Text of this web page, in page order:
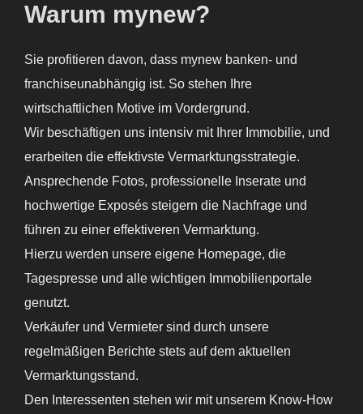
Warum mynew?
Sie profitieren davon, dass mynew banken- und
franchiseunabhängig ist. So stehen Ihre
wirtschaftlichen Motive im Vordergrund.
Wir beschäftigen uns intensiv mit Ihrer Immobilie, und
erarbeiten die effektivste Vermarktungsstrategie.
Ansprechende Fotos, professionelle Inserate und
hochwertige Exposés steigern die Nachfrage und
führen zu einer effektiveren Vermarktung.
Hierzu werden unsere eigene Homepage, die
Tagespresse und alle wichtigen Immobilienportale
genutzt.
Verkäufer und Vermieter sind durch unsere
regelmäßigen Berichte stets auf dem aktuellen
Vermarktungsstand.
Den Interessenten stehen wir mit unserem Know-How